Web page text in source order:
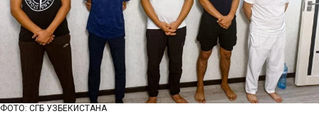
ФОТО: СГБ УЗБЕКИСТАНА